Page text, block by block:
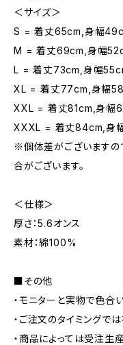
＜サイズ＞
S = 着丈65cm,身幅
M = 着丈69cm,身幅
L = 着丈73cm,身幅
XL = 着丈77cm,身幅
XXL = 着丈81cm,身幅
XXXL = 着丈84cm,身
※個体差がございますの
合がございます。
＜仕様＞
厚さ：5.6オンス
素材：綿100%
■その他
・モニターと実物で色合
・ご注文のタイミングで
・商品によっては受注